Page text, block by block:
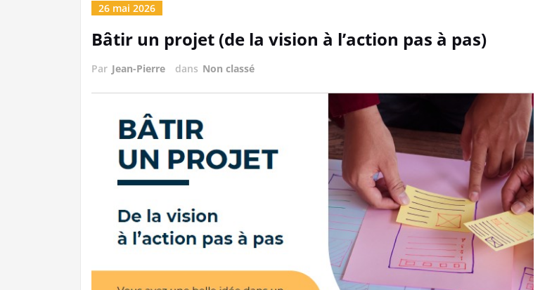
26 mai 2026
Bâtir un projet (de la vision à l’action pas à pas)
Par Jean-Pierre dans Non classé